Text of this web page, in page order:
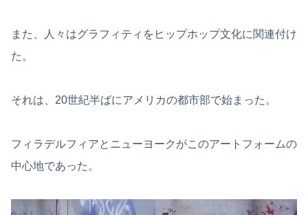
また、人々はグラフィティをヒップホップ文化に関連付け
た。
それは、20世紀半ばにアメリカの都市部で始まった。
フィラデルフィアとニューヨークがこのアートフォームの
中心地であった。